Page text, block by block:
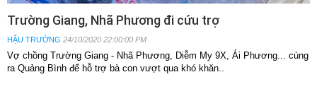
Trường Giang, Nhã Phương đi cứu trợ
HẬU TRƯỜNG 24/10/2020 22:00:00 PM
Vợ chồng Trường Giang - Nhã Phương, Diễm My 9X, Ái Phương... cùng
ra Quảng Bình để hỗ trợ bà con vượt qua khó khăn..